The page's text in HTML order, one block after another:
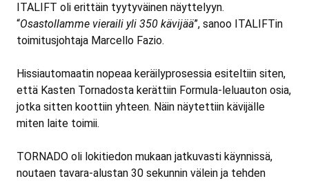
ITALIFT oli erittäin tyytyväinen näyttelyyn.
“Osastollamme vieraili yli 350 kävijää”, sanoo ITALIFTin
toimitusjohtaja Marcello Fazio.
Hissiautomaatin nopeaa keräilyprosessia esiteltiin siten,
että Kasten Tornadosta kerättiin Formula-leluauton osia,
jotka sitten koottiin yhteen. Näin näytettiin kävijälle
miten laite toimii.
TORNADO oli lokitiedon mukaan jatkuvasti käynnissä,
noutaen tavara-alustan 30 sekunnin välein ja tehden